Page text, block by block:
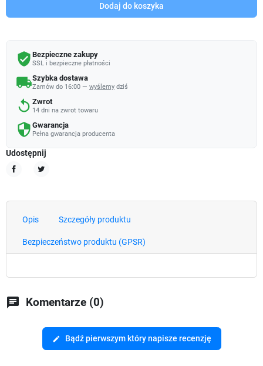
Dodaj do koszyka
verified_user Bezpieczne zakupy
SSL i bezpieczne płatności
local_shippingSzybka dostawa
Zamów do 16:00 — wyślemy dziś
replay Zwrot
14 dni na zwrot towaru
security Gwarancja
Pełna gwarancja producenta
Udostępnij
Opis Szczegóły produktu
Bezpieczeństwo produktu (GPSR)
chat Komentarze (0)
edit Bądź pierwszym który napisze recenzję